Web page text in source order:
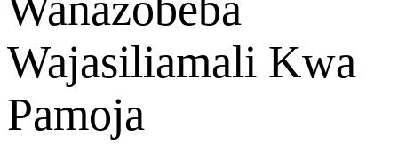
Wajasiliamali Kwa
Pamoja